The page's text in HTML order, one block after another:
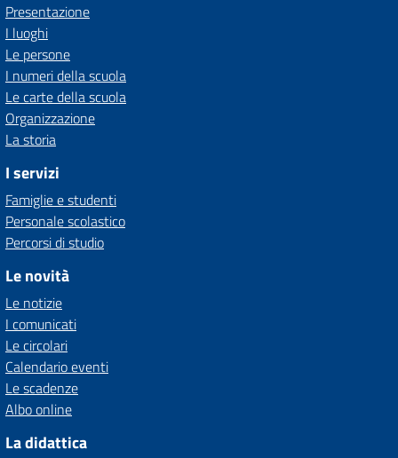
Presentazione
I luoghi
Le persone
I numeri della scuola
Le carte della scuola
Organizzazione
La storia
I servizi
Famiglie e studenti
Personale scolastico
Percorsi di studio
Le novità
Le notizie
I comunicati
Le circolari
Calendario eventi
Le scadenze
Albo online
La didattica